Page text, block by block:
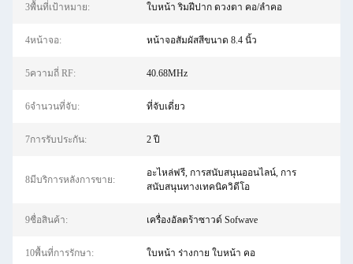
3พื้นที่เป้าหมาย: ใบหน้า ริมฝีปาก ดวงตา คอ/ลำคอ
4หน้าจอ: หน้าจอสัมผัสสีขนาด 8.4 นิ้ว
5ความถี่ RF: 40.68MHz
6จำนวนที่จับ: ที่จับเดี่ยว
7การรับประกัน: 2 ปี
8มีบริการหลังการขาย:
อะไหล่ฟรี, การสนับสนุนออนไลน์, การ
สนับสนุนทางเทคนิควิดีโอ
9ชื่อสินค้า: เครื่องอัลตร้าซาวด์ Sofwave
10พื้นที่การรักษา: ใบหน้า ร่างกาย ใบหน้า คอ